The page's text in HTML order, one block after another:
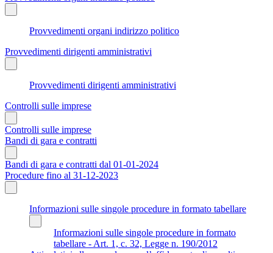
Provvedimenti organi indirizzo politico
Provvedimenti dirigenti amministrativi
Provvedimenti dirigenti amministrativi
Controlli sulle imprese
Controlli sulle imprese
Bandi di gara e contratti
Bandi di gara e contratti dal 01-01-2024
Procedure fino al 31-12-2023
Informazioni sulle singole procedure in formato tabellare
Informazioni sulle singole procedure in formato
tabellare - Art. 1, c. 32, Legge n. 190/2012